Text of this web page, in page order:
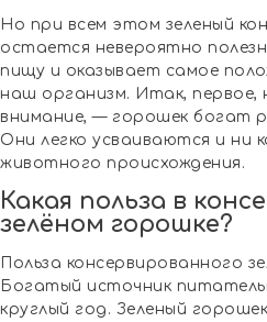
Но при всем этом зеленый
остается невероятно
пищу и оказывает самое
наш организм. Итак,
внимание, — горошек богат
Они легко усваиваются и ни
животного происхождения.
Какая польза в
зелёном горошке?
Польза консервированного
Богатый источник
круглый год. Зеленый